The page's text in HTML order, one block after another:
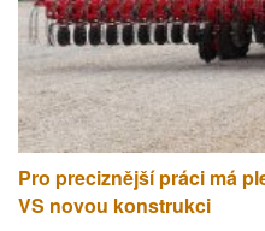
Pro preciznější práci má
VS novou konstrukci